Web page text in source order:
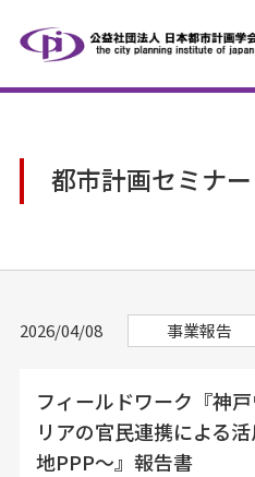
都市計画セミナー
2026/04/08 事業報告
フィールドワーク『神
リアの官民連携による
地PPP～』報告書